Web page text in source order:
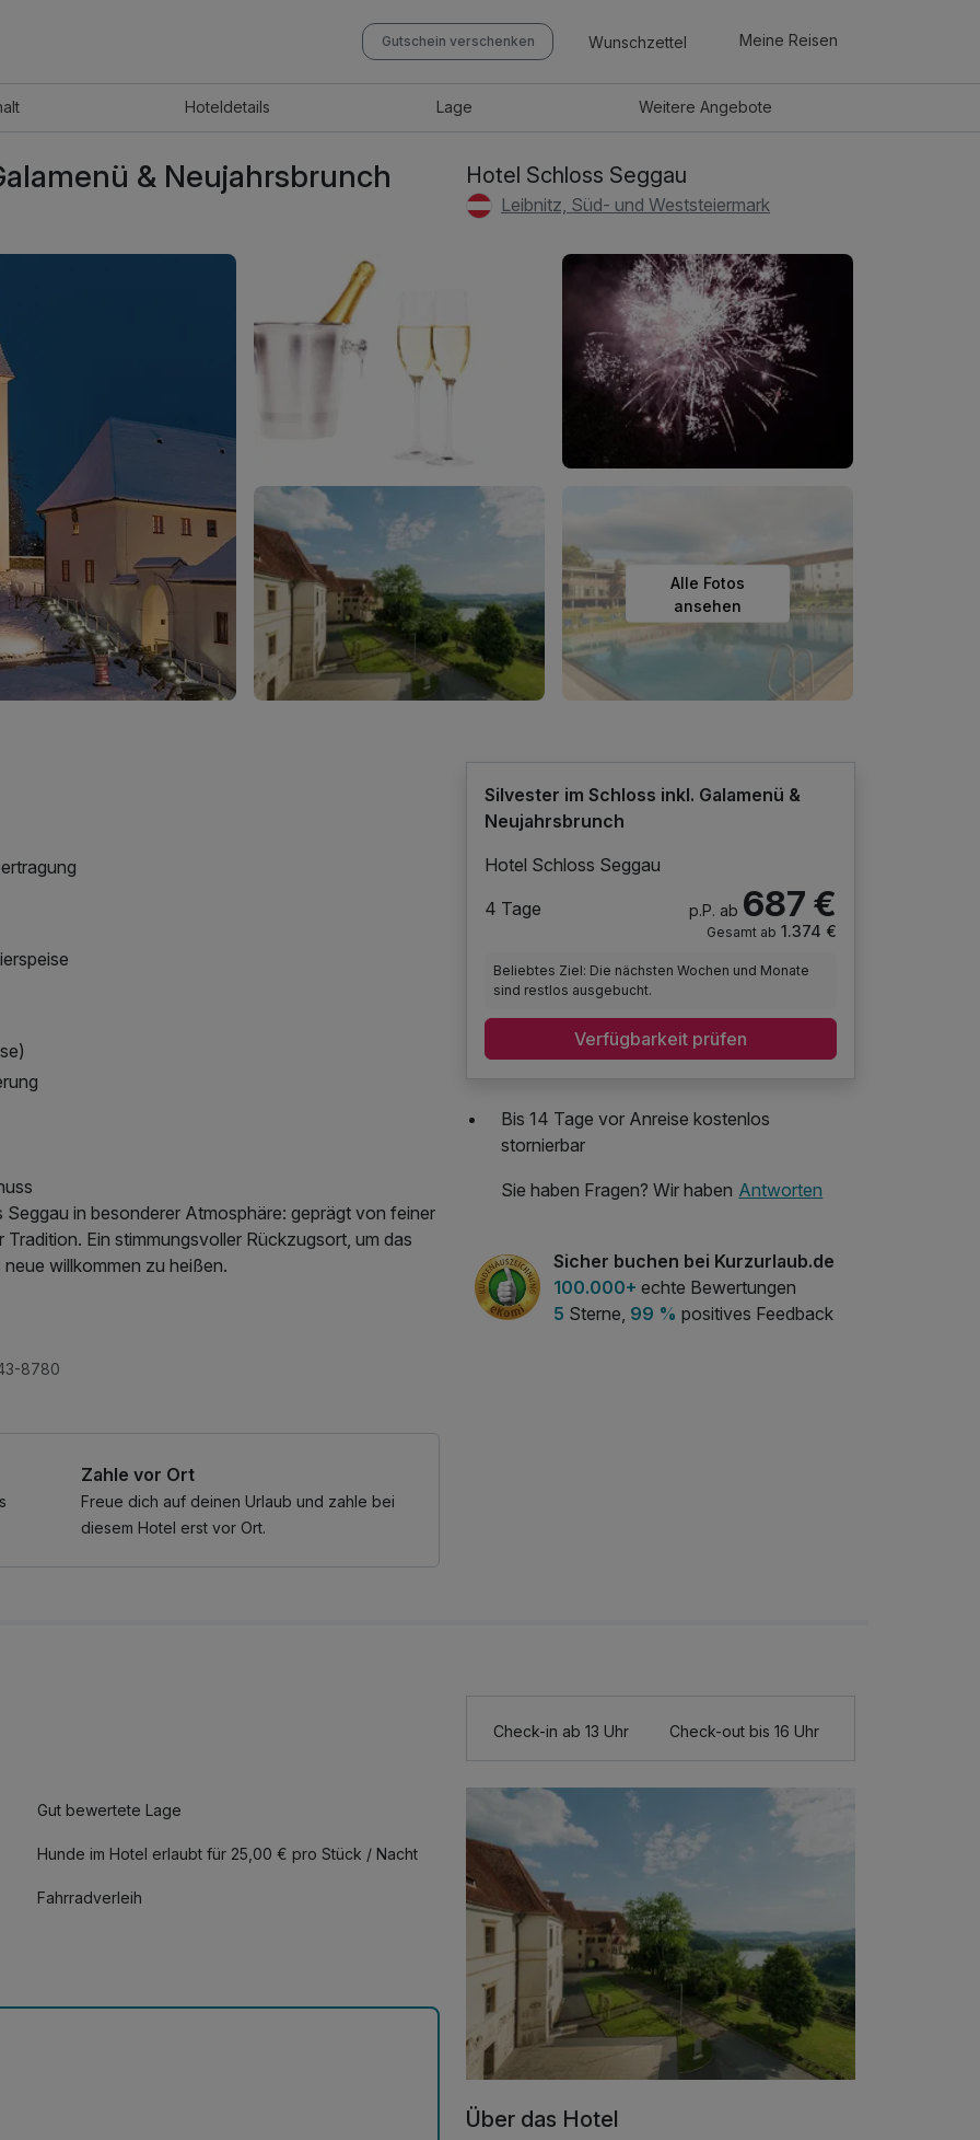
Gutschein verschenken Wunschzettel Meine Reisen
Hoteldetails Lage WeitereAngebote
& Neujahrsbrunch Hotel Schloss Seggau
Leibnitz, Süd- und Weststeiermark
Alle Fotos
ansehen
in besonderer Atmosphäre: geprägt von feiner
Ein stimmungsvoller Rückzugsort, um das
willkommen zu heißen.
8780
Zahle vor Ort
Freue dich auf deinen Urlaub und zahle bei
diesem Hotel erst vor Ort.
Silvester im Schloss inkl. Galamenü &
Neujahrsbrunch
Hotel Schloss Seggau
4 Tage
p.P. ab 687 €
Gesamt ab 1.374 €
Beliebtes Ziel: Die nächsten Wochen und Monate
sind restlos ausgebucht.
Verfügbarkeit prüfen
Bis 14 Tage vor Anreise kostenlos
stornierbar
Sie haben Fragen? Wir haben Antworten
Sicher buchen bei Kurzurlaub.de
100.000+ echte Bewertungen
5 Sterne, 99 % positives Feedback
Gut bewertete Lage
Hunde im Hotel erlaubt für 25,00 € pro Stück / Nacht
Fahrradverleih
Check-in ab 13 Uhr Check-out bis 16 Uhr
Über das Hotel